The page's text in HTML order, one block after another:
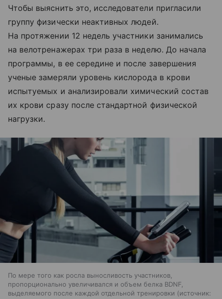
Чтобы выяснить это, исследователи пригласили
группу физически неактивных людей.
На протяжении 12 недель участники занимались
на велотренажерах три раза в неделю. До начала
программы, в ее середине и после завершения
ученые замеряли уровень кислорода в крови
испытуемых и анализировали химический состав
их крови сразу после стандартной физической
нагрузки.
По мере того как росла выносливость участников,
пропорционально увеличивался и объем белка BDNF,
выделяемого после каждой отдельной тренировки
источник: